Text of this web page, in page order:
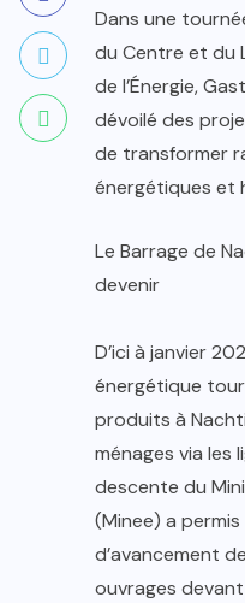
Dans une
du Centre et du
de l’Énergie,
dévoilé des
de transformer
énergétiques et
Le Barrage de
devenir
D’ici à janvier
énergétique
produits à
ménages via les
descente du
(Minee) a permis
d’avancement
ouvrages